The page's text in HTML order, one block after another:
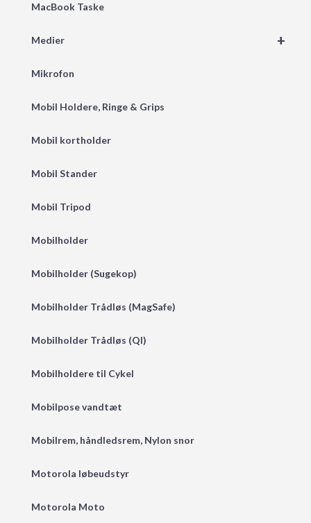
MacBook Taske
+
Medier
Mikrofon
Mobil Holdere, Ringe & Grips
Mobil kortholder
Mobil Stander
Mobil Tripod
Mobilholder
Mobilholder (Sugekop)
Mobilholder Trådløs (MagSafe)
Mobilholder Trådløs (QI)
Mobilholdere til Cykel
Mobilpose vandtæt
Mobilrem, håndledsrem, Nylon snor
Motorola løbeudstyr
Motorola Moto